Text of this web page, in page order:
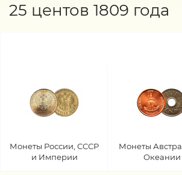
25 центов 1809 года
Монеты России, СССР
и Империи
Монеты
Океании